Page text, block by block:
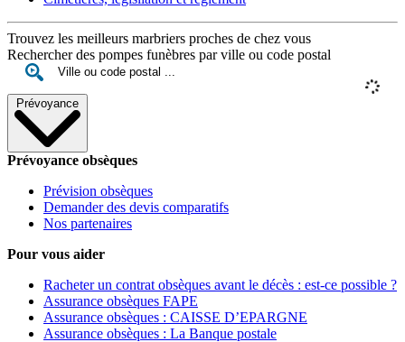
Trouvez les meilleurs marbriers proches de chez vous
Rechercher des pompes funèbres par ville ou code postal
Prévoyance
Prévoyance obsèques
Prévision obsèques
Demander des devis comparatifs
Nos partenaires
Pour vous aider
Racheter un contrat obsèques avant le décès : est-ce possible ?
Assurance obsèques FAPE
Assurance obsèques : CAISSE D’EPARGNE
Assurance obsèques : La Banque postale